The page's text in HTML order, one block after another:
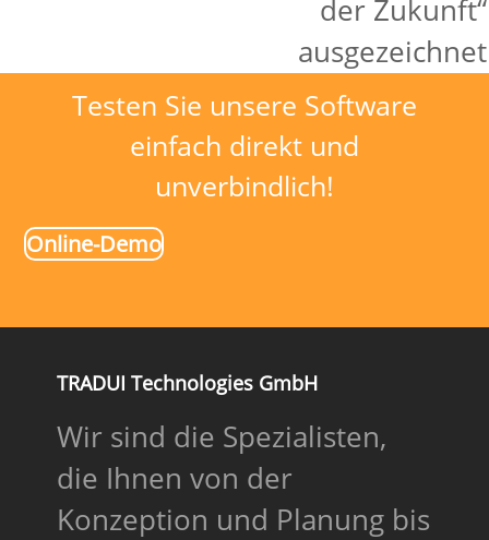
Beitrag:
der Zukunft“
ausgezeichnet
Testen Sie unsere Software
einfach direkt und
unverbindlich!
Online-Demo
TRADUI Technologies GmbH
Wir sind die Spezialisten,
die Ihnen von der
Konzeption und Planung bis